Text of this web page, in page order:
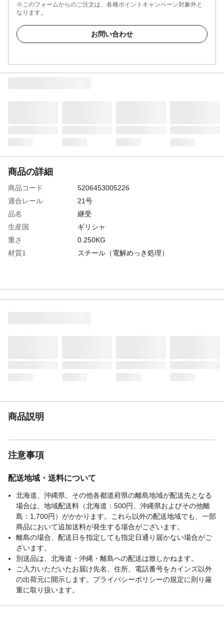
※このフォームからのご注文は、各種ポイントキャンペーン対象外と
なります。
お問い合わせ
商品の詳細
商品コード
5206453005226
適合レール
21号
品名
継受
生産国
ギリシャ
重さ
0.250KG
材質1
スチール（電解めっき処理）
商品説明
注意事項
配送地域・送料について
北海道、沖縄県、その他各都道府県の離島地域が配送先となる
場合は、地域配送料（北海道：500円、沖縄県およびその他離
島：1,700円）がかかります。これら以外の配送地域でも、一部
商品において追加送料が発生する場合がございます。
離島の場合、配送日を指定しても指定日通り届かない場合がご
ざいます。
別送品は、北海道・沖縄・離島への配送は致しかねます。
ご入力いただいたお届け先名、住所、電話番号をカインズ以外
の出荷元に開示します。プライバシーポリシーの規定に則り厳
重に取り扱います。